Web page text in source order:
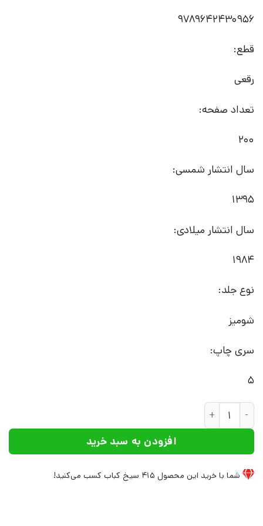
9789642430956
قطع:
رقعی
تعداد صفحه:
200
سال انتشار شمسی:
1395
سال انتشار میلادی:
1984
نوع جلد:
شومیز
سری چاپ:
5
کتاب محله ی گم شده | انتشارات افراز عدد
افزودن به سبد خرید
شما با خرید این محصول 415 سیخ کباب کسب می‌کنید!